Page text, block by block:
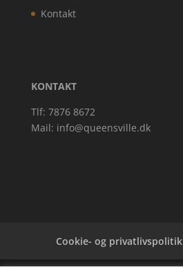
Kontakt
KONTAKT
Tlf: 7876 8672
Mail: info@queensville.dk
Cookie- og privatlivspolitik